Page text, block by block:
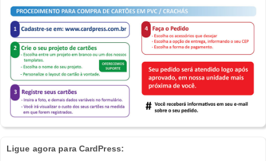
Ligue agora para CardPress: